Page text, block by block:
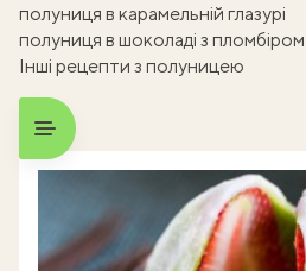
полуниця в карамельній глазурі
полуниця в шоколаді з пломбіром
Інші рецепти з полуницею